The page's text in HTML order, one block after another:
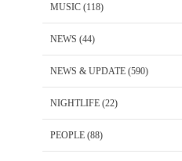
MUSIC (118)
NEWS (44)
NEWS & UPDATE (590)
NIGHTLIFE (22)
PEOPLE (88)